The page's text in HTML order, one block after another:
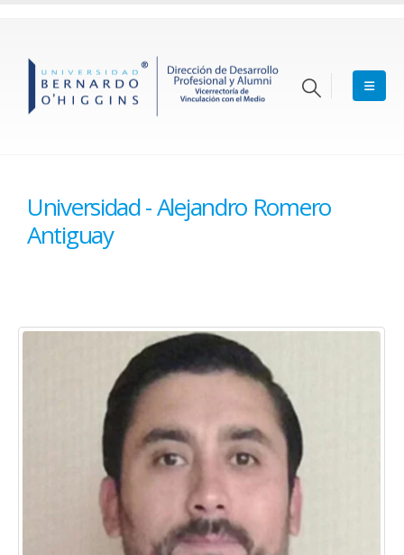
Universidad - Alejandro Romero
Antiguay